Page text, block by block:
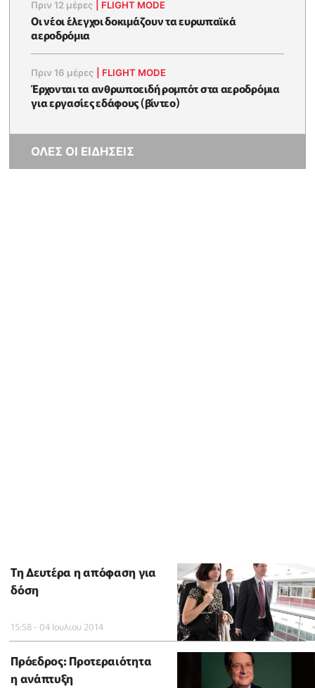
Πριν 12 μέρες FLIGHT MODE
Οι νέοι έλεγχοι δοκιμάζουν τα ευρωπαϊκά
αεροδρόμια
Πριν 16 μέρες FLIGHT MODE
Έρχονται τα ανθρωποειδή ρομπότ στα αεροδρόμια
για εργασίες εδάφους (βίντεο)
ΟΛΕΣ ΟΙ ΕΙΔΗΣΕΙΣ
Tη Δευτέρα η απόφαση για
δόση
15:58 - 04 Ιουλιου 2014
Πρόεδρος: Προτεραιότητα
η ανάπτυξη